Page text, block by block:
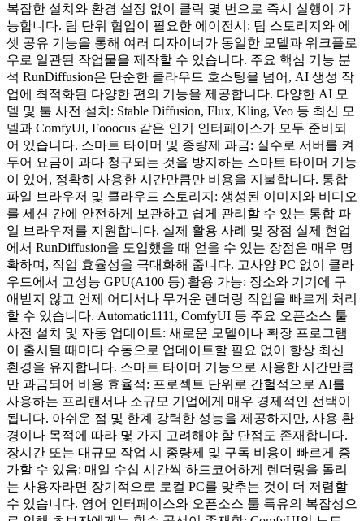
복잡한 설치와 환경 설정 없이 클릭 몇 번으로 즉시 실행이 가
능합니다. 팀 단위 협업이 필요한 에이전시: 팀 스토리지와 에
셋 공유 기능을 통해 여러 디자이너가 동일한 모델과 워크플로
우로 일관된 작업물을 제작할 수 있습니다. 주요 핵심 기능 분
석 RunDiffusion은 단순한 클라우드 호스팅을 넘어, AI 생성 작
업에 최적화된 다양한 편의 기능을 제공합니다. 다양한 AI 모
델 및 툴 사전 설치: Stable Diffusion, Flux, Kling, Veo 등 최신 모
델과 ComfyUI, Fooocus 같은 인기 인터페이스가 모두 준비되
어 있습니다. 스마트 타이머 및 종량제 과금: 실수로 서버를 켜
두어 요금이 과다 청구되는 것을 방지하는 스마트 타이머 기능
이 있어, 정확히 사용한 시간만큼만 비용을 지불합니다. 통합
파일 브라우저 및 클라우드 스토리지: 생성된 이미지와 비디오
를 세션 간에 안전하게 보관하고 쉽게 관리할 수 있는 통합 파
일 브라우저를 지원합니다. 실제 활용 사례 및 장점 실제 현업
에서 RunDiffusion을 도입했을 때 얻을 수 있는 장점은 매우 명
확하며, 작업 효율성을 극대화해 줍니다. 고사양 PC 없이 클라
우드에서 고성능 GPU(A100 등) 활용 가능: 장소와 기기에 구
애받지 않고 언제 어디서나 무거운 렌더링 작업을 빠르게 처리
할 수 있습니다. Automatic1111, ComfyUI 등 주요 오픈소스 툴
사전 설치 및 자동 업데이트: 새로운 모델이나 확장 프로그램
이 출시될 때마다 수동으로 업데이트할 필요 없이 항상 최신
환경을 유지합니다. 스마트 타이머 기능으로 사용한 시간만큼
만 과금되어 비용 효율적: 프로젝트 단위로 간헐적으로 AI를
사용하는 프리랜서나 소규모 기업에게 매우 경제적인 선택이
됩니다. 아쉬운 점 및 한계 강력한 성능을 제공하지만, 사용 환
경이나 목적에 따라 몇 가지 고려해야 할 단점도 존재합니다.
장시간 또는 대규모 작업 시 종량제 및 구독 비용이 빠르게 증
가할 수 있음: 매일 수십 시간씩 하드코어하게 렌더링을 돌리
는 사용자라면 장기적으로 로컬 PC를 맞추는 것이 더 저렴할
수 있습니다. 영어 인터페이스와 오픈소스 툴 특유의 복잡성으